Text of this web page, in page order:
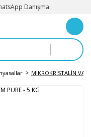
Danışma:
MİKROKRİSTALİN